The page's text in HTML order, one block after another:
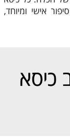
אישי ומיוחד,
כיסא